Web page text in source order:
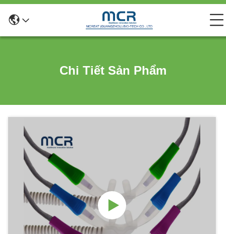
Chi Tiết Sản Phẩm